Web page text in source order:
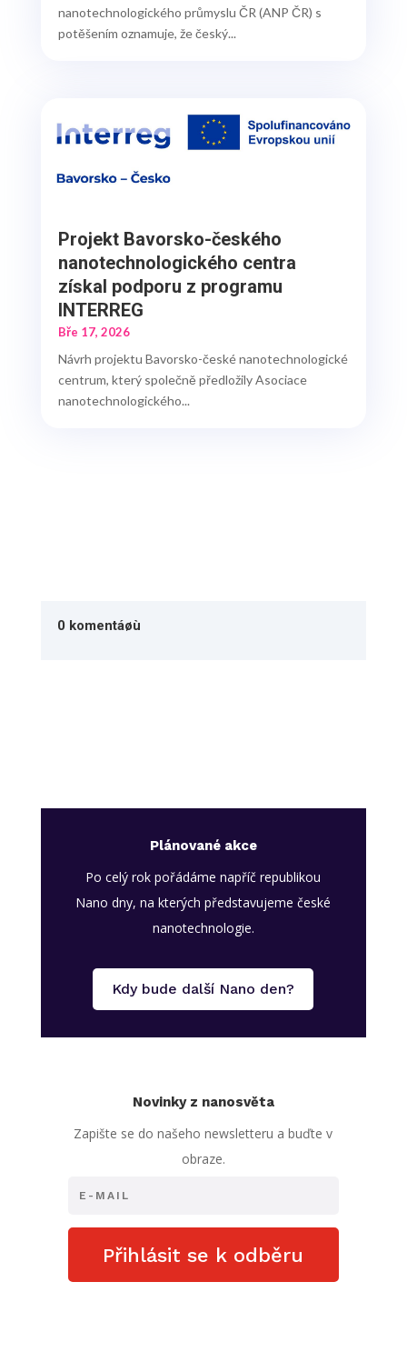
nanotechnologického průmyslu ČR (ANP ČR) s
potěšením oznamuje, že český...
Projekt Bavorsko-českého
nanotechnologického centra
získal podporu z programu
INTERREG
Bře 17, 2026
Návrh projektu Bavorsko-české nanotechnologické
centrum, který společně předložily Asociace
nanotechnologického...
0 komentáøù
Plánované akce
Po celý rok pořádáme napříč republikou
Nano dny, na kterých představujeme české
nanotechnologie.
Kdy bude další Nano den?
Novinky z nanosvěta
Zapište se do našeho newsletteru a buďte v
obraze.
Přihlásit se k odběru